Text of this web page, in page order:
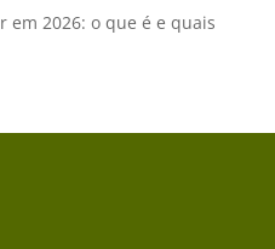
em 2026: o que é e quais